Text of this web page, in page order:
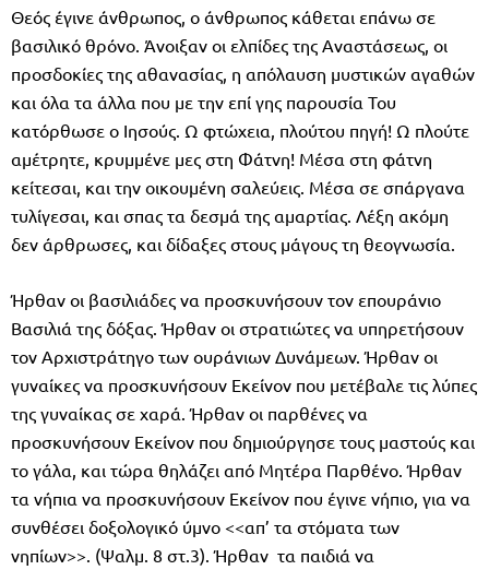
Θεός έγινε άνθρωπος, ο άνθρωπος κάθεται επάνω σε
βασιλικό θρόνο. Άνοιξαν οι ελπίδες της Αναστάσεως, οι
προσδοκίες της αθανασίας, η απόλαυση μυστικών αγαθών
και όλα τα άλλα που με την επί γης παρουσία Του
κατόρθωσε ο Ιησούς. Ω φτώχεια, πλούτου πηγή! Ω πλούτε
αμέτρητε, κρυμμένε μες στη Φάτνη! Μέσα στη φάτνη
κείτεσαι, και την οικουμένη σαλεύεις. Μέσα σε σπάργανα
τυλίγεσαι, και σπας τα δεσμά της αμαρτίας. Λέξη ακόμη
δεν άρθρωσες, και δίδαξες στους μάγους τη θεογνωσία.
Ήρθαν οι βασιλιάδες να προσκυνήσουν τον επουράνιο
Βασιλιά της δόξας. Ήρθαν οι στρατιώτες να υπηρετήσουν
τον Αρχιστράτηγο των ουράνιων Δυνάμεων. Ήρθαν οι
γυναίκες να προσκυνήσουν Εκείνον που μετέβαλε τις λύπες
της γυναίκας σε χαρά. Ήρθαν οι παρθένες να
προσκυνήσουν Εκείνον που δημιούργησε τους μαστούς και
το γάλα, και τώρα θηλάζει από Μητέρα Παρθένο. Ήρθαν
τα νήπια να προσκυνήσουν Εκείνον που έγινε νήπιο, για να
συνθέσει δοξολογικό ύμνο <<απ’ τα στόματα των
νηπίων>>. (Ψαλμ. 8 στ.3). Ήρθαν τα παιδιά να